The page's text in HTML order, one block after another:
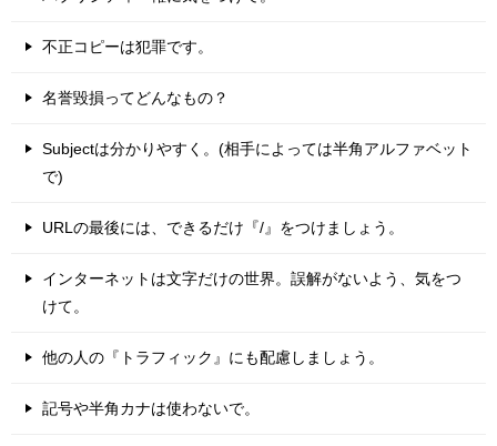
不正コピーは犯罪です。
名誉毀損ってどんなもの？
Subjectは分かりやすく。(相手によっては半角アルファベット
で)
URLの最後には、できるだけ『/』をつけましょう。
インターネットは文字だけの世界。誤解がないよう、気をつ
けて。
他の人の『トラフィック』にも配慮しましょう。
記号や半角カナは使わないで。